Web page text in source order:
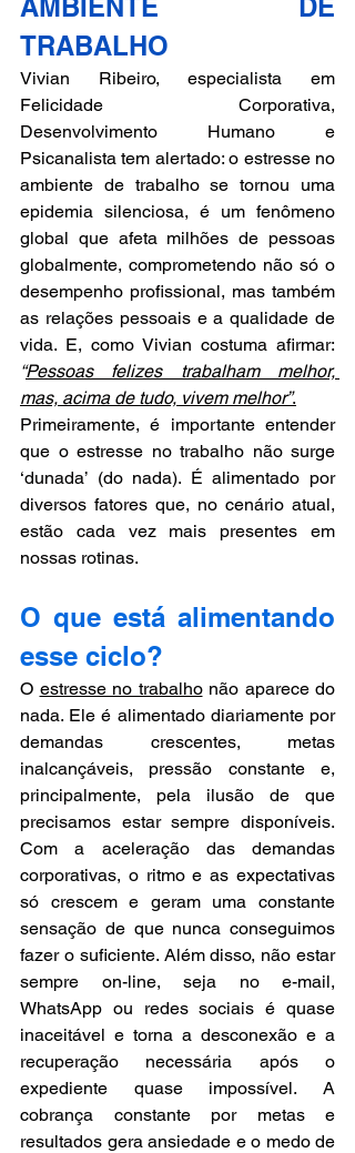
TRABALHO
Vivian Ribeiro, especialista em
Felicidade Corporativa,
Desenvolvimento Humano e
Psicanalista tem alertado: o estresse no
ambiente de trabalho se tornou uma
epidemia silenciosa, é um fenômeno
global que afeta milhões de pessoas
globalmente, comprometendo não só o
desempenho profissional, mas também
as relações pessoais e a qualidade de
“Pessoas felizes trabalham melhor,
mas, acima de tudo, vivem melhor”.
Primeiramente, é importante entender
que o estresse no trabalho não surge
‘dunada’ (do nada). É alimentado por
diversos fatores que, no cenário atual,
estão cada vez mais presentes em
nossas rotinas.
O que está alimentando
esse ciclo?
O estresse no trabalho não aparece do
nada. Ele é alimentado diariamente por
demandas crescentes, metas
inalcançáveis, pressão constante e,
principalmente, pela
ilusão de que
Com a aceleração das demandas
corporativas, o ritmo e as expectativas
só crescem e geram uma constante
sensação de que nunca conseguimos
fazer o suficiente. Além disso, não estar
sempre on-line, seja no e-mail,
WhatsApp ou redes sociais é quase
inaceitável e torna a desconexão e a
recuperação necessária após o
expediente quase impossível. A
cobrança constante por metas e
resultados gera ansiedade e o medo de